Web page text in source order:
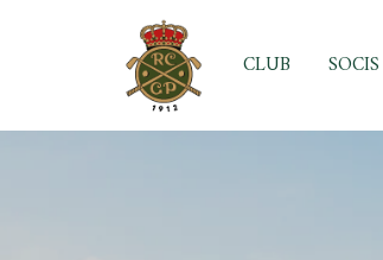
CLUB SOCIS